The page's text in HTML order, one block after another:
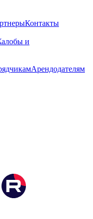
Контакты
и
Арендодателям